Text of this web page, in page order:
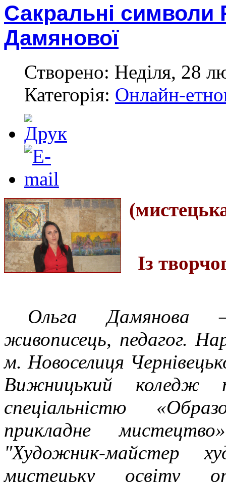
Сакральні символи
Дамянової
Створено: Неділя, 28
Категорія: Онлайн-
Із
Ольга Дамянова
живописець, педагог.
м. Новоселиця
Вижницький коледж
спеціальністю
прикладне
"Художник-майстер
мистецьку освіту